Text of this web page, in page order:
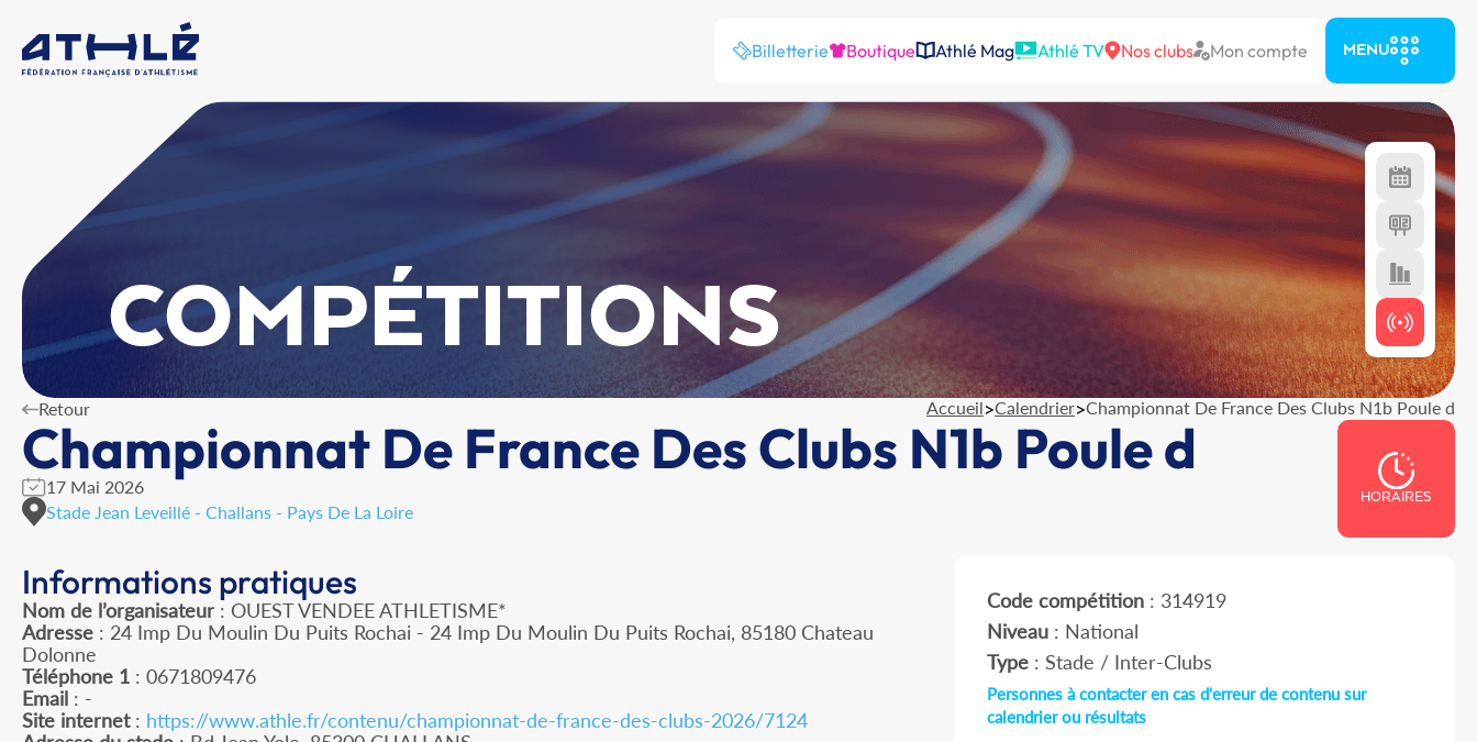
Billetterie Boutique Athlé Mag Athlé TV Nos clubs Mon compte MENU
COMPÉTITIONS
Retour Accueil>Calendrier>Championnat De France Des Clubs N1b Poule d
Championnat De France Des Clubs N1b Poule d
17 Mai 2026
Stade Jean Leveillé - Challans - Pays De La Loire
HORAIRES
Informations pratiques
Nom de l’organisateur : OUEST VENDEE ATHLETISME*
Adresse : 24 Imp Du Moulin Du Puits Rochai - 24 Imp Du Moulin Du Puits Rochai, 85180 Chateau
Dolonne
Téléphone 1 : 0671809476
Email : -
Site internet: https://www.athle.fr/contenu/championnat-de-france-des-clubs-2026/7124
Code compétition: 314919
Niveau: National
Type: Stade / Inter-Clubs
Personnes à contacter en cas d'erreur de contenu sur
calendrier ou résultats